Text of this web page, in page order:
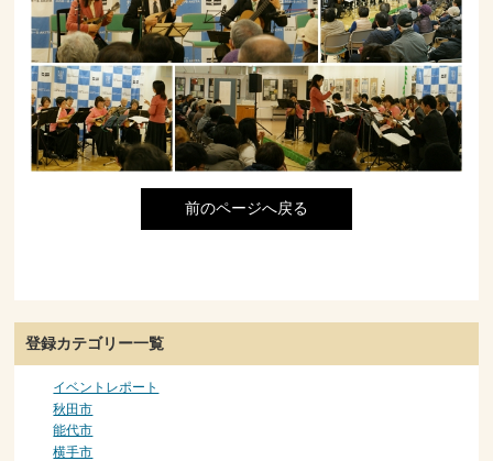
前のページへ戻る
登録カテゴリー一覧
イベントレポート
秋田市
能代市
横手市